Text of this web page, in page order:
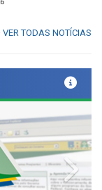
VER TODAS NOTÍCIAS